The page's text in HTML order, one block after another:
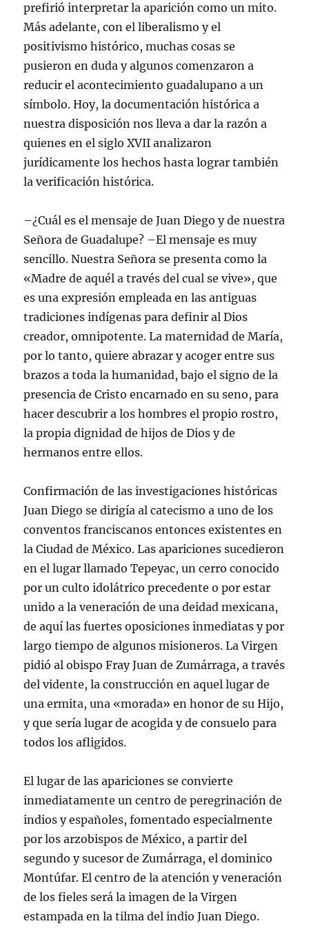
prefirió interpretar la aparición como un mito.
Más adelante, con el liberalismo y el
positivismo histórico, muchas cosas se
pusieron en duda y algunos comenzaron a
reducir el acontecimiento guadalupano a un
símbolo. Hoy, la documentación histórica a
nuestra disposición nos lleva a dar la razón a
quienes en el siglo XVII analizaron
jurídicamente los hechos hasta lograr también
la verificación histórica.
–¿Cuál es el mensaje de Juan Diego y de nuestra
Señora de Guadalupe? –El mensaje es muy
sencillo. Nuestra Señora se presenta como la
«Madre de aquél a través del cual se vive», que
es una expresión empleada en las antiguas
tradiciones indígenas para definir al Dios
creador, omnipotente. La maternidad de María,
por lo tanto, quiere abrazar y acoger entre sus
brazos a toda la humanidad, bajo el signo de la
presencia de Cristo encarnado en su seno, para
hacer descubrir a los hombres el propio rostro,
la propia dignidad de hijos de Dios y de
hermanos entre ellos.
Confirmación de las investigaciones históricas
Juan Diego se dirigía al catecismo a uno de los
conventos franciscanos entonces existentes en
la Ciudad de México. Las apariciones sucedieron
en el lugar llamado Tepeyac, un cerro conocido
por un culto idolátrico precedente o por estar
unido a la veneración de una deidad mexicana,
de aquí las fuertes oposiciones inmediatas y por
largo tiempo de algunos misioneros. La Virgen
pidió al obispo Fray Juan de Zumárraga, a través
del vidente, la construcción en aquel lugar de
una ermita, una «morada» en honor de su Hijo,
y que sería lugar de acogida y de consuelo para
todos los afligidos.
El lugar de las apariciones se convierte
inmediatamente un centro de peregrinación de
indios y españoles, fomentado especialmente
por los arzobispos de México, a partir del
segundo y sucesor de Zumárraga, el dominico
Montúfar. El centro de la atención y veneración
de los fieles será la imagen de la Virgen
estampada en la tilma del indio Juan Diego.